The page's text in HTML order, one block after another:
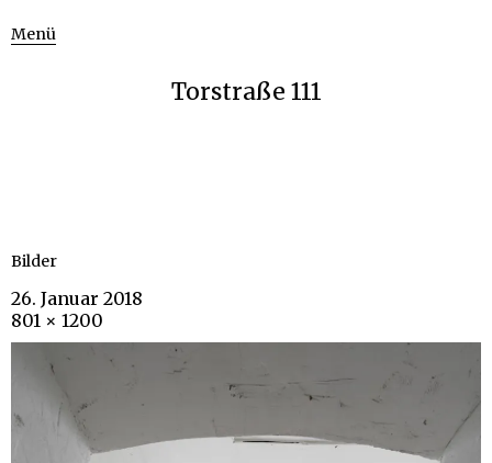
Menü
Torstraße 111
Bilder
26. Januar 2018
801 × 1200